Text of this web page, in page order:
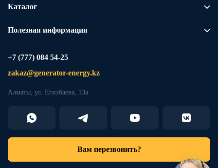
Каталог
Полезная информация
+7 (777) 084 54-25
zakaz@generator-energy.kz
Алматы, ул. Егизбаева, 13а
Вам перезвонить?